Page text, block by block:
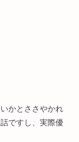
かとささやかれ
ですし、実際優